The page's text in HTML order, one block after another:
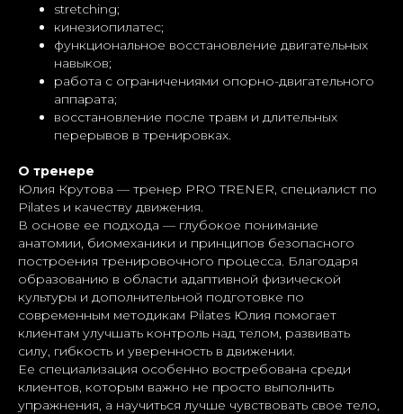
stretching;
кинезиопилатес;
функциональное восстановление двигательных
навыков;
работа с ограничениями опорно-двигательного
аппарата;
восстановление после травм и длительных
перерывов в тренировках.
О тренере
Юлия Крутова — тренер PRO TRENER, специалист по
Pilates и качеству движения.
В основе ее подхода — глубокое понимание
анатомии, биомеханики и принципов безопасного
построения тренировочного процесса. Благодаря
образованию в области адаптивной физической
культуры и дополнительной подготовке по
современным методикам Pilates Юлия помогает
клиентам улучшать контроль над телом, развивать
силу, гибкость и уверенность в движении.
Ее специализация особенно востребована среди
клиентов, которым важно не просто выполнить
упражнения, а научиться лучше чувствовать свое тело,